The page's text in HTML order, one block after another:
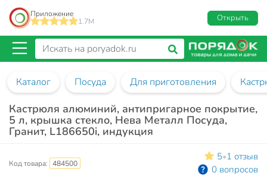
Приложение
1.7M
Открыть
Каталог Посуда Для приготовления
Кастрюля алюминий, антипригарное покрытие,
5 л, крышка стекло, Нева Металл Посуда,
Гранит, L186650i, индукция
Код товара: 484500
5•1 отзыв
0 вопросов